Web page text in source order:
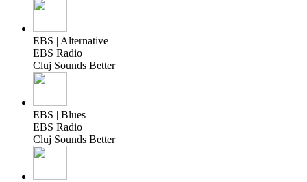
EBS | Alternative
EBS Radio
Cluj Sounds Better
EBS | Blues
EBS Radio
Cluj Sounds Better